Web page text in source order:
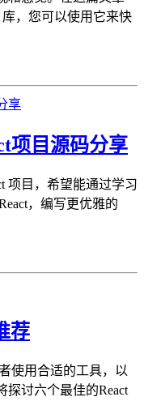
，您可以使用它来快
项目源码分享
项目，希望能通过学习
，编写更优雅的
荐
使用合适的工具，以
探讨六个最佳的React